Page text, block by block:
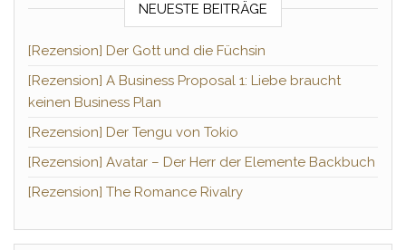
NEUESTE BEITRÄGE
[Rezension] Der Gott und die Füchsin
[Rezension] A Business Proposal 1: Liebe braucht
keinen Business Plan
[Rezension] Der Tengu von Tokio
[Rezension] Avatar – Der Herr der Elemente Backbuch
[Rezension] The Romance Rivalry